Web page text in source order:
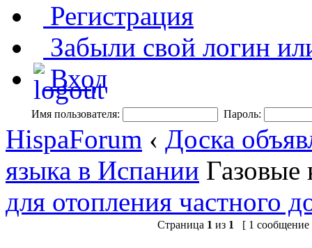
Регистрация
Забыли свой логин
Вход
Имя пользователя: Пароль:
HispaForum ‹ Доска
языка в Испании Газовые
для отопления частного
Страница 1 из 1 [ 1 сообщение